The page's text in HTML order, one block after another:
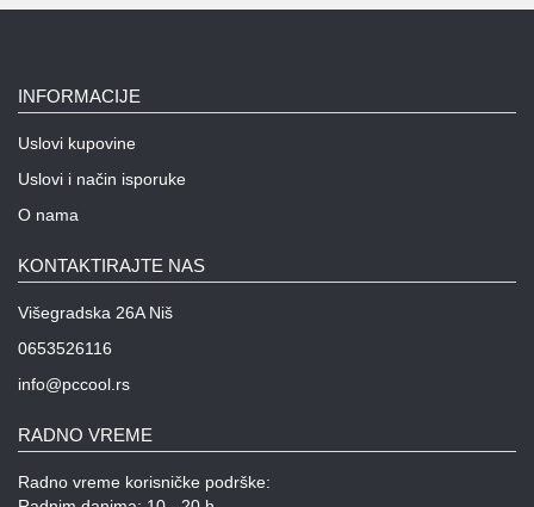
INFORMACIJE
Uslovi kupovine
Uslovi i način isporuke
O nama
KONTAKTIRAJTE NAS
Višegradska 26A Niš
0653526116
info@pccool.rs
RADNO VREME
Radno vreme korisničke podrške: